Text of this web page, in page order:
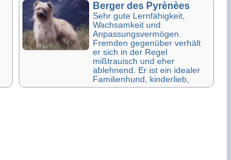
Berger des Pyrènèes
Sehr gute Lernfähigkeit,
Wachsamkeit und
Anpassungsvermögen.
Fremden gegenüber verhält
er sich in der Regel
mißtrauisch und eher
ablehnend. Er ist ein idealer
Familienhund, kinderlieb,